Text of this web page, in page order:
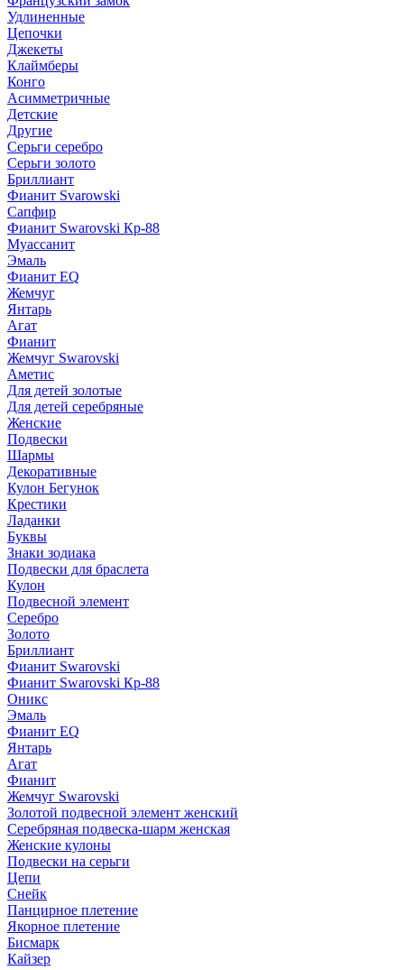
Удлиненные
Цепочки
Джекеты
Клаймберы
Конго
Асимметричные
Детские
Другие
Серьги серебро
Серьги золото
Бриллиант
Фианит Svarowski
Сапфир
Фианит Swarovski Кр-88
Муассанит
Эмаль
Фианит EQ
Жемчуг
Янтарь
Агат
Фианит
Жемчуг Swarovski
Аметис
Для детей золотые
Для детей серебряные
Женские
Подвески
Шармы
Декоративные
Кулон Бегунок
Крестики
Ладанки
Буквы
Знаки зодиака
Подвески для браслета
Кулон
Подвесной элемент
Серебро
Золото
Бриллиант
Фианит Swarovski
Фианит Swarovski Кр-88
Оникс
Эмаль
Фианит EQ
Янтарь
Агат
Фианит
Жемчуг Swarovski
Золотой подвесной элемент женcкий
Серебряная подвеска-шарм женская
Женские кулоны
Подвески на серьги
Цепи
Снейк
Панцирное плетение
Якорное плетение
Бисмарк
Кайзер